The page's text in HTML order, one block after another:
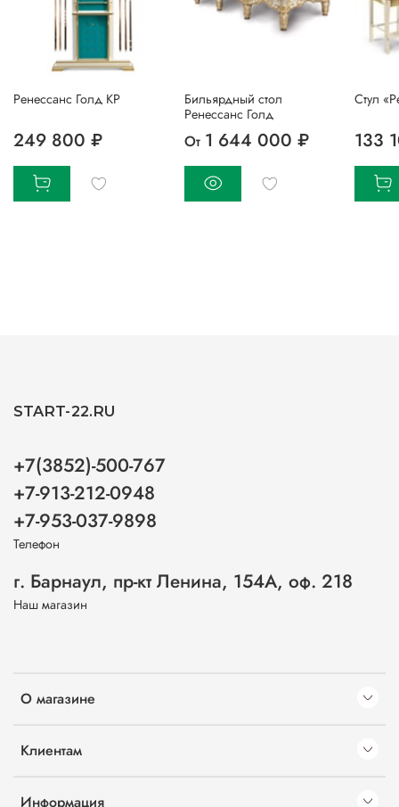
Ренессанс Голд КР
249 800 ₽
Бильярдный стол
Ренессанс Голд
От 1 644 000 ₽
Стул
133
О магазине
Клиентам
Информация
START-22.RU
+7(3852)-500-767
+7-913-212-0948
+7-953-037-9898
Телефон
г. Барнаул, пр-кт Ленина, 154А, оф. 218
Наш магазин